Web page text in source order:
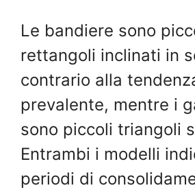
Le bandiere sono
rettangoli inclinati in
contrario alla
prevalente, mentre i
sono piccoli triangoli
Entrambi i modelli
periodi di